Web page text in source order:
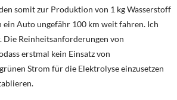
somit zur Produktion von 1 kg Wasserstoff
Auto ungefähr 100 km weit fahren. Ich
Die Reinheitsanforderungen von
erstmal kein Einsatz von
Strom für die Elektrolyse einzusetzen